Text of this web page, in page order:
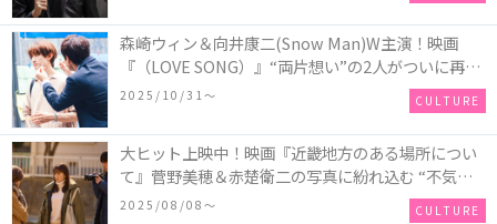
森崎ウィン＆向井康二(Snow Man)W主演！映画
『（LOVE SONG）』“両片想い”の2人がついに再
会！ソウタとカイ、切なさと希望が交錯する運命の
2025/10/31〜 CULTURE
大ヒット上映中！映画『近畿地方のある場所につい
て』菅野美穂＆赤楚衛二の写真に紛れ込む “不気味
なお札”の正体とは！？
2025/08/08〜 CULTURE